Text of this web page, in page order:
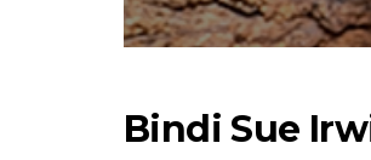
Bindi Sue